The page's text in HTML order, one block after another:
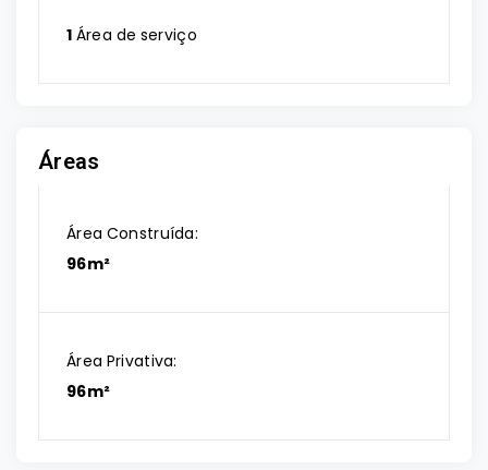
1 Área de serviço
Áreas
Área Construída:
96m²
Área Privativa:
96m²